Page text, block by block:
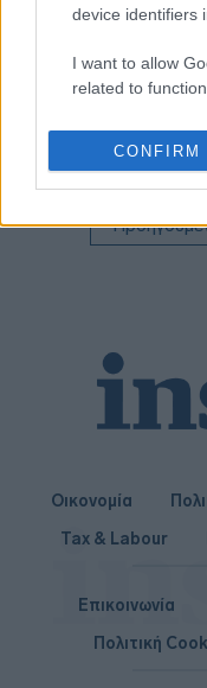
device identifiers
I want to allow
related to
I want to allow
related to
related to
CONFIRM
Οικονομία
Tax & Labour
Επικοινωνία
Πολιτική